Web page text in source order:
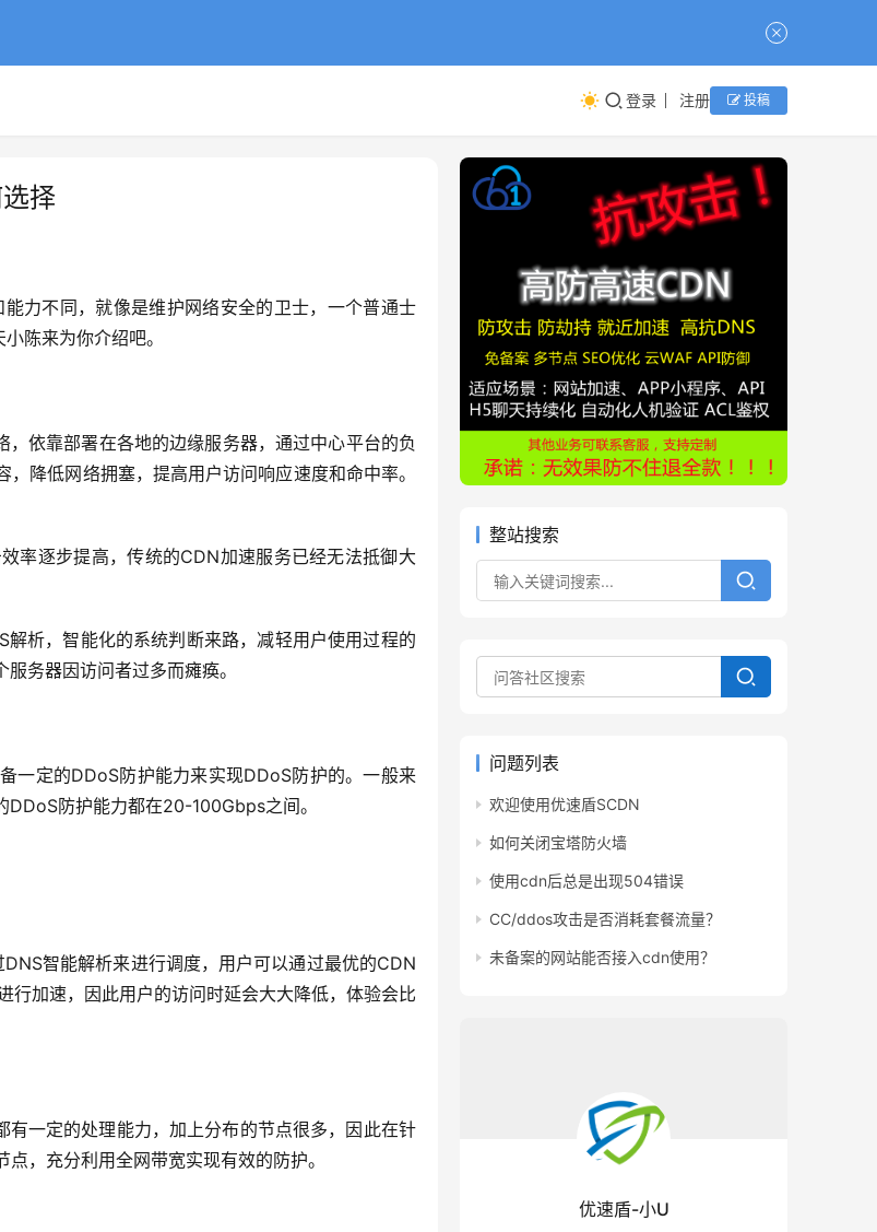
登录 注册 投稿
择
力不同，就像是维护网络安全的卫士，一个普通士
陈来为你介绍吧。
降低网络拥塞，提高用户访问响应速度和命中率。
务器因访问者过多而瘫痪。
防护能力都在20-100Gbps之间。
加速，因此用户的访问时延会大大降低，体验会比
，充分利用全网带宽实现有效的防护。
整站搜索
问题列表
欢迎使用优速盾SCDN
如何关闭宝塔防火墙
使用cdn后总是出现504错误
CC/ddos攻击是否消耗套餐流量？
未备案的网站能否接入cdn使用？
优速盾-小U